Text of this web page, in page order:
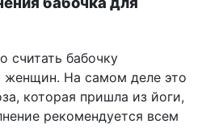
считать бабочку
женщин. На самом деле это
которая пришла из йоги,
рекомендуется всем